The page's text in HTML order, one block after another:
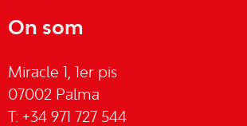
On som
Miracle 1, 1er pis
07002 Palma
T: +34 971 727 544